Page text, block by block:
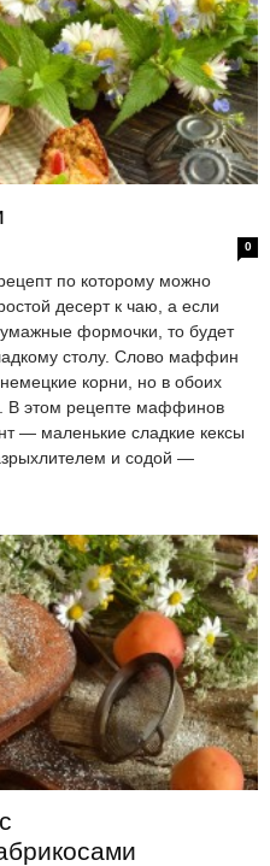
0
по которому можно
десерт к чаю, а если
формочки, то будет
столу. Слово маффин
корни, но в обоих
В этом рецепте маффинов
— маленькие сладкие кексы
и содой —